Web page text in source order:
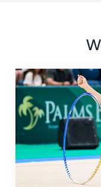
Nächster Halt: